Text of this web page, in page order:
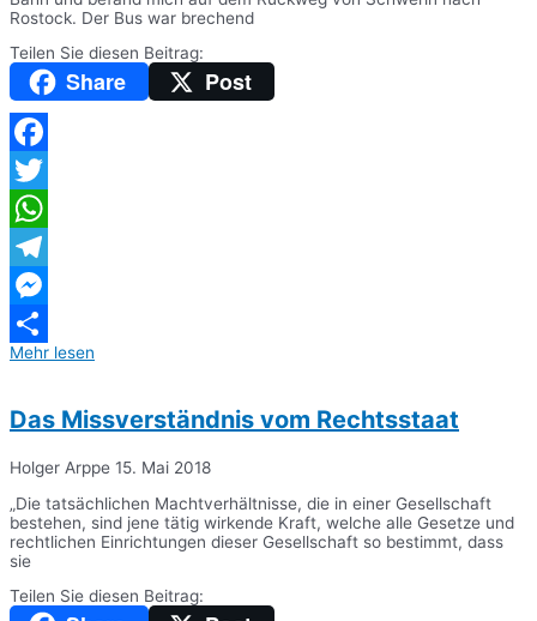
Rostock. Der Bus war brechend
Teilen Sie diesen Beitrag:
Share Post
Facebook
Twitter
WhatsApp
Telegram
Messenger
Teilen
Mehr lesen
Das Missverständnis vom Rechtsstaat
Holger Arppe 15. Mai 2018
„Die tatsächlichen Machtverhältnisse, die in einer Gesellschaft
bestehen, sind jene tätig wirkende Kraft, welche alle Gesetze und
rechtlichen Einrichtungen dieser Gesellschaft so bestimmt, dass
sie
Teilen Sie diesen Beitrag: